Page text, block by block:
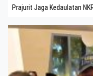
Prajurit Jaga Kedaulatan